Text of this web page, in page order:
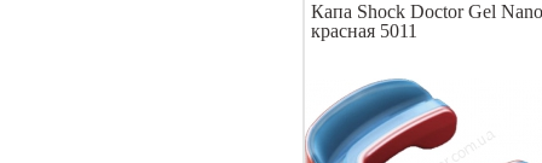
Капа Shock Doctor Gel Nano
красная 5011